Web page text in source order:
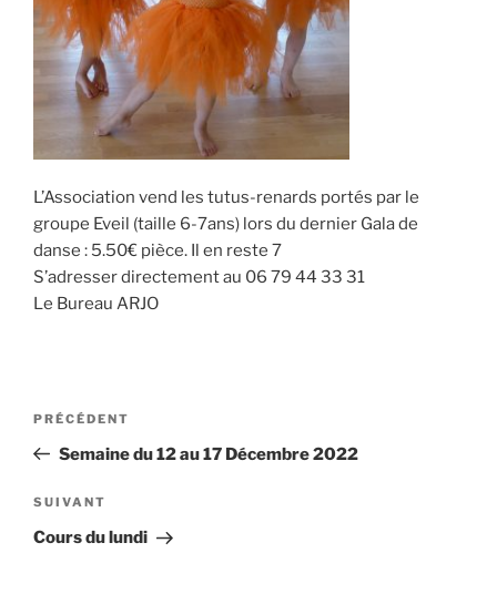
L’Association vend les tutus-renards portés par le
groupe Eveil (taille 6-7ans) lors du dernier Gala de
danse : 5.50€ pièce. Il en reste 7
S’adresser directement au 06 79 44 33 31
Le Bureau ARJO
Navigation
l’article
Article
précédent
PRÉCÉDENT
Semaine du 12 au 17 Décembre 2022
Article
suivant
SUIVANT
Cours du lundi